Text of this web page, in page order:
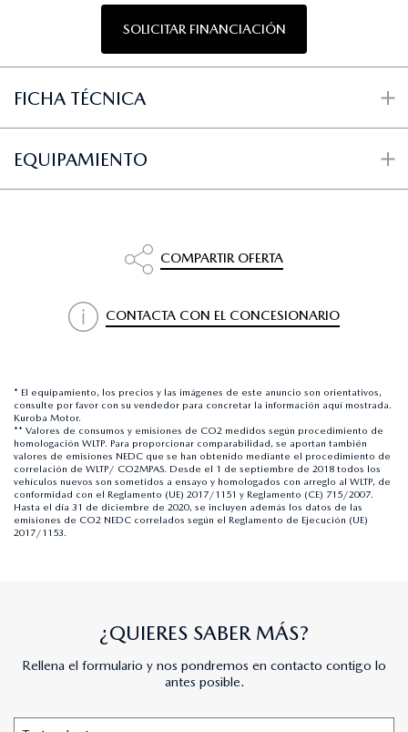
FICHA TÉCNICA
SOLICITAR FINANCIACIÓN
COMPARTIR OFERTA
CONTACTA CON EL CONCESIONARIO
EQUIPAMIENTO
* El equipamiento, los precios y las imágenes de este anuncio son orientativos,
consulte por favor con su vendedor para concretar la información aquí mostrada.
Kuroba Motor.
** Valores de consumos y emisiones de CO2 medidos según procedimiento de
homologación WLTP. Para proporcionar comparabilidad, se aportan también
valores de emisiones NEDC que se han obtenido mediante el procedimiento de
correlación de WLTP/ CO2MPAS. Desde el 1 de septiembre de 2018 todos los
vehículos nuevos son sometidos a ensayo y homologados con arreglo al WLTP, de
conformidad con el Reglamento (UE) 2017/1151 y Reglamento (CE) 715/2007.
Hasta el día 31 de diciembre de 2020, se incluyen además los datos de las
emisiones de CO2 NEDC correlados según el Reglamento de Ejecución (UE)
2017/1153.
¿QUIERES SABER MÁS?
Rellena el formulario y nos pondremos en contacto contigo lo
antes posible.